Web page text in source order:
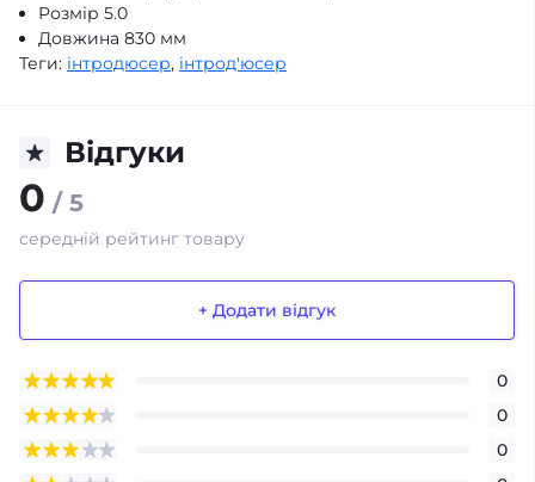
Розмір 5.0
Довжина 830 мм
Теги: інтродюсер, інтрод'юсер
Відгуки
0 / 5
середній рейтинг товару
+ Додати відгук
0
0
0